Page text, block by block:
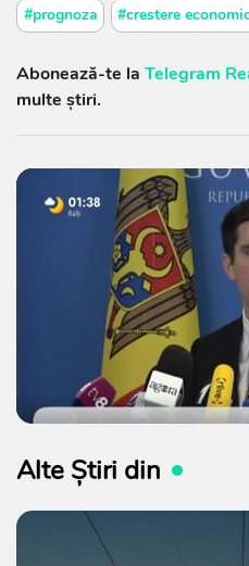
#prognoza #crestere
Abonează-te la Telegram
multe știri.
Alte Știri din